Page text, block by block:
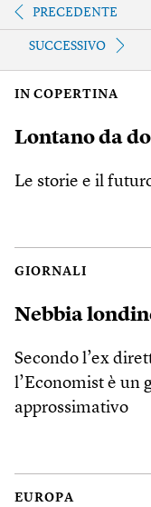
PRECEDENTE
SUCCESSIVO
IN COPERTINA
Lontano da
Le storie e il
GIORNALI
Nebbia
Secondo l’ex
l’Economist è un
approssimativo
EUROPA